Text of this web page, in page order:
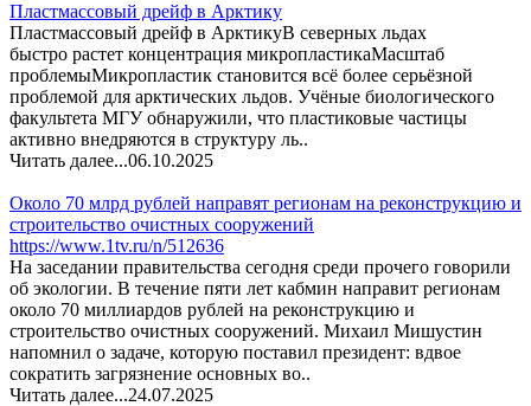
Пластмассовый дрейф в Арктику
Пластмассовый дрейф в АрктикуВ северных льдах
быстро растет концентрация микропластикаМасштаб
проблемыМикропластик становится всё более серьёзной
проблемой для арктических льдов. Учёные биологического
факультета МГУ обнаружили, что пластиковые частицы
активно внедряются в структуру ль..
Читать далее...06.10.2025
Около 70 млрд рублей направят регионам на реконструкцию и
строительство очистных сооружений
https://www.1tv.ru/n/512636
На заседании правительства сегодня среди прочего говорили
об экологии. В течение пяти лет кабмин направит регионам
около 70 миллиардов рублей на реконструкцию и
строительство очистных сооружений. Михаил Мишустин
напомнил о задаче, которую поставил президент: вдвое
сократить загрязнение основных во..
Читать далее...24.07.2025